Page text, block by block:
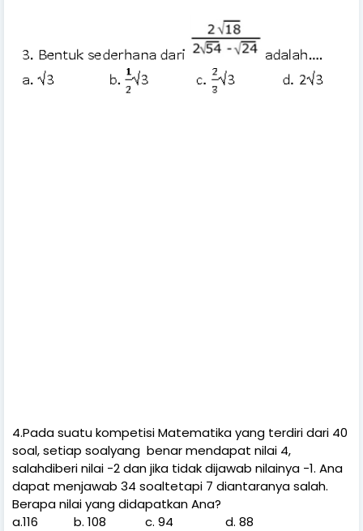
4.Pada suatu kompetisi Matematika yang terdiri dari 40
soal, setiap soalyang benar mendapat nilai 4,
salahdiberi nilai -2 dan jika tidak dijawab nilainya -1. Ana
dapat menjawab 34 soaltetapi 7 diantaranya salah.
Berapa nilai yang didapatkan Ana?
a.116
b. 108 c. 94 d. 88